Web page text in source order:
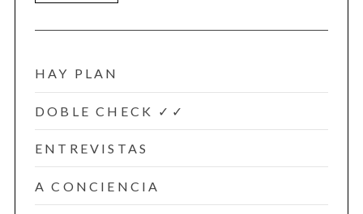
HAY PLAN
DOBLE CHECK ✓✓
ENTREVISTAS
A CONCIENCIA